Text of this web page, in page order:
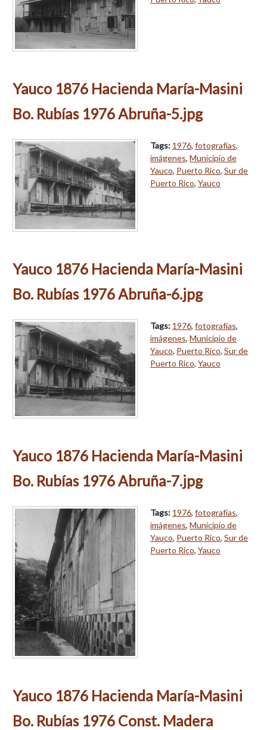
Yauco 1876 Hacienda María-Masini
Bo. Rubías 1976 Abruña-5.jpg
Tags: 1976, fotografías,
imágenes, Municipio de
Yauco, Puerto Rico, Sur de
Puerto Rico, Yauco
Yauco 1876 Hacienda María-Masini
Bo. Rubías 1976 Abruña-6.jpg
Tags: 1976, fotografías,
imágenes, Municipio de
Yauco, Puerto Rico, Sur de
Puerto Rico, Yauco
Yauco 1876 Hacienda María-Masini
Bo. Rubías 1976 Abruña-7.jpg
Tags: 1976, fotografías,
imágenes, Municipio de
Yauco, Puerto Rico, Sur de
Puerto Rico, Yauco
Yauco 1876 Hacienda María-Masini
Bo. Rubías 1976 Const. Madera